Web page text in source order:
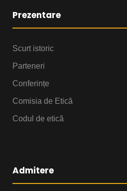
Prezentare
Scurt istoric
Parteneri
Conferințe
Comisia de Etică
Codul de etică
Admitere